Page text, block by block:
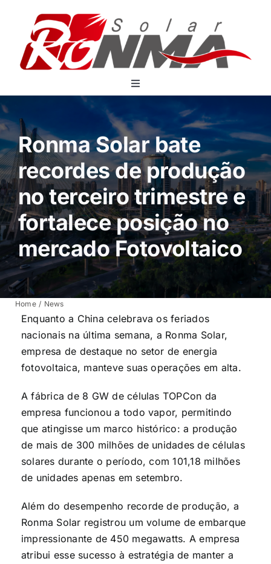
content
Toggle
Produtos
Sobre Nós
Onde Comprar
Downloads
Contato
Español
Ronma Solar bate
recordes de produção
no terceiro trimestre e
fortalece posição no
mercado Fotovoltaico
Home News
Enquanto a China celebrava os feriados
nacionais na última semana, a Ronma Solar,
empresa de destaque no setor de energia
fotovoltaica, manteve suas operações em alta.
A fábrica de 8 GW de células TOPCon da
empresa funcionou a todo vapor, permitindo
que atingisse um marco histórico: a produção
de mais de 300 milhões de unidades de células
solares durante o período, com 101,18 milhões
de unidades apenas em setembro.
Além do desempenho recorde de produção, a
Ronma Solar registrou um volume de embarque
impressionante de 450 megawatts. A empresa
atribui esse sucesso à estratégia de manter a